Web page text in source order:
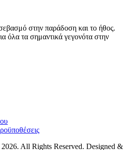
στην παράδοση και το ήθος.
όλα τα σημαντικά γεγονότα στην
All Rights Reserved. Designed &